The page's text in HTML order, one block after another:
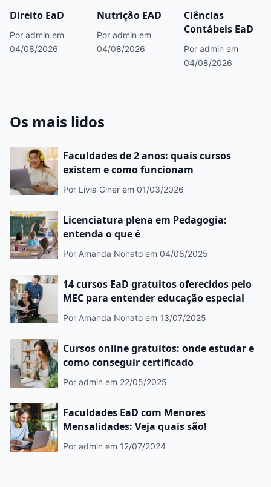
Direito EaD
Por admin em
04/08/2026
Nutrição EAD
Por admin em
04/08/2026
Ciências
Contábeis EaD
Por admin em
04/08/2026
Os mais lidos
Faculdades de 2 anos: quais cursos
existem e como funcionam
Por Livia Giner em 01/03/2026
Licenciatura plena em Pedagogia:
entenda o que é
Por Amanda Nonato em 04/08/2025
14 cursos EaD gratuitos oferecidos pelo
MEC para entender educação especial
Por Amanda Nonato em 13/07/2025
Cursos online gratuitos: onde estudar e
como conseguir certificado
Por admin em 22/05/2025
Faculdades EaD com Menores
Mensalidades: Veja quais são!
Por admin em 12/07/2024